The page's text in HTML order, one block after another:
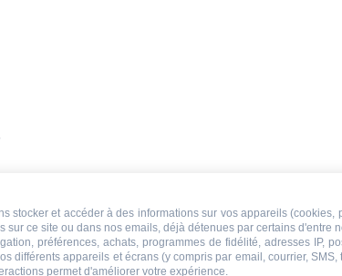
stocker et accéder à des informations sur vos appareils
sur ce site ou dans nos emails, déjà détenues par certains d'entre
préférences, achats, programmes de fidélité, adresses IP,
différents appareils et écrans (y compris par email, courrier,
permet d'améliorer votre expérience.